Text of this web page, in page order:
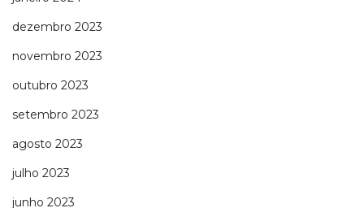
dezembro 2023
novembro 2023
outubro 2023
setembro 2023
agosto 2023
julho 2023
junho 2023